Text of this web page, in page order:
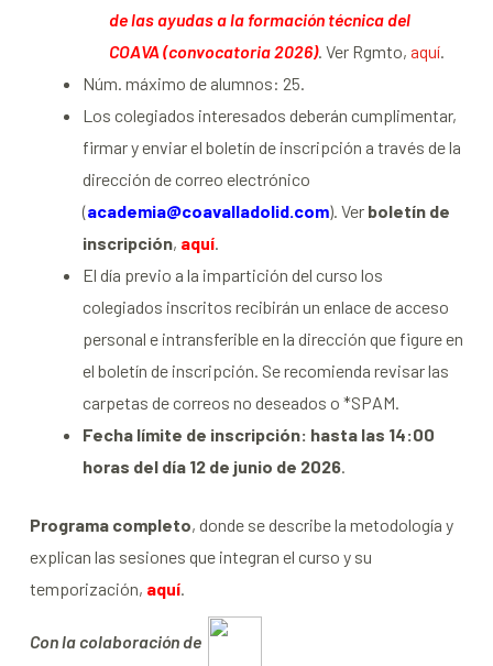
de las ayudas a la formación técnica del
COAVA (convocatoria 2026). Ver Rgmto, aquí.
Núm. máximo de alumnos: 25.
Los colegiados interesados deberán cumplimentar,
firmar y enviar el boletín de inscripción a través de la
dirección de correo electrónico
(academia@coavalladolid.com). Ver boletín de
inscripción, aquí.
El día previo a la impartición del curso los
colegiados inscritos recibirán un enlace de acceso
personal e intransferible en la dirección que figure en
el boletín de inscripción. Se recomienda revisar las
carpetas de correos no deseados o *SPAM.
Fecha límite de inscripción: hasta las 14:00
horas del día 12 de junio de 2026.
Programa completo, donde se describe la metodología y
explican las sesiones que integran el curso y su
temporización, aquí.
Con la colaboración de